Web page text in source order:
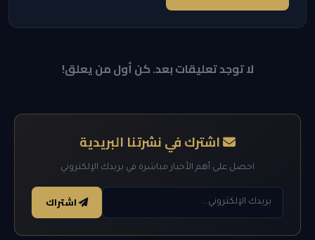
لا توجد تعليقات بعد. كن أول من يعلق!
اشترك في نشرتنا البريدية
احصل على أهم الأخبار مباشرة في بريدك الإلكتروني
اشتراك